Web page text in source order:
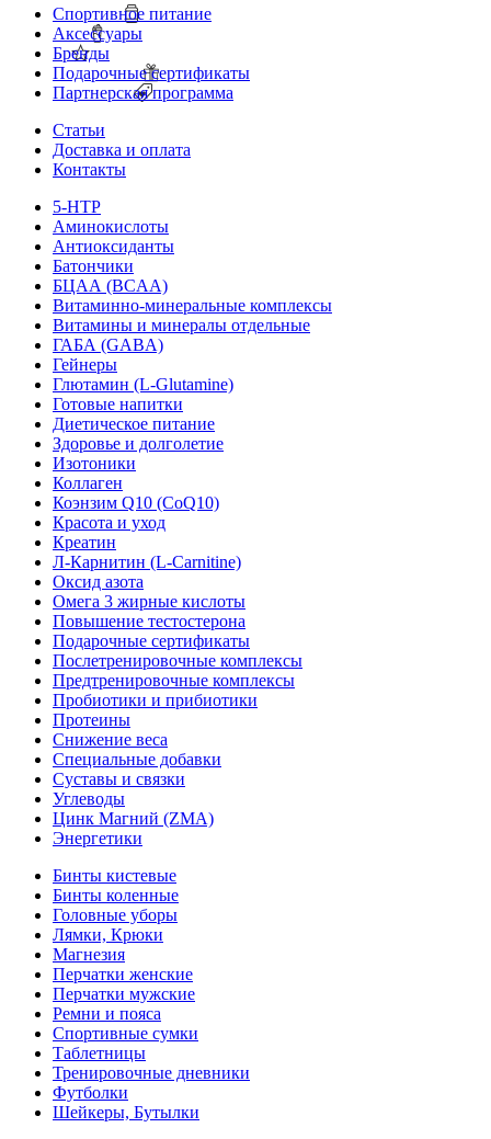
Спортивное питание
Аксессуары
Бренды
Подарочные сертификаты
Партнерская программа
Статьи
Доставка и оплата
Контакты
5-HTP
Аминокислоты
Антиоксиданты
Батончики
БЦАА (BCAA)
Витаминно-минеральные комплексы
Витамины и минералы отдельные
ГАБА (GABA)
Гейнеры
Глютамин (L-Glutamine)
Готовые напитки
Диетическое питание
Здоровье и долголетие
Изотоники
Коллаген
Коэнзим Q10 (CoQ10)
Красота и уход
Креатин
Л-Карнитин (L-Сarnitine)
Оксид азота
Омега 3 жирные кислоты
Повышение тестостерона
Подарочные сертификаты
Послетренировочные комплексы
Предтренировочные комплексы
Пробиотики и прибиотики
Протеины
Снижение веса
Специальные добавки
Суставы и связки
Углеводы
Цинк Магний (ZMA)
Энергетики
Бинты кистевые
Бинты коленные
Головные уборы
Лямки, Крюки
Магнезия
Перчатки женские
Перчатки мужские
Ремни и пояса
Спортивные сумки
Таблетницы
Тренировочные дневники
Футболки
Шейкеры, Бутылки